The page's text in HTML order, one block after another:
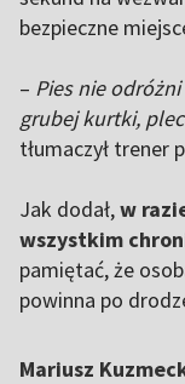
bezpieczne
– Pies nie
grubej kurtki,
tłumaczył trener
Jak dodał,w
wszystkim
pamiętać, że
powinna po
Mariusz